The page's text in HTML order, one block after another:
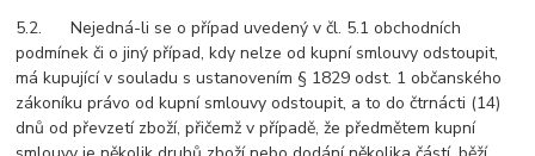
5.2. Nejedná-li se o případ uvedený v čl. 5.1 obchodních
podmínek či o jiný případ, kdy nelze od kupní smlouvy odstoupit,
má kupující v souladu s ustanovením § 1829 odst. 1 občanského
zákoníku právo od kupní smlouvy odstoupit, a to do čtrnácti (14)
dnů od převzetí zboží, přičemž v případě, že předmětem kupní